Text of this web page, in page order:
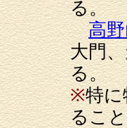
る。
高
大門
る。
※特に
るこ